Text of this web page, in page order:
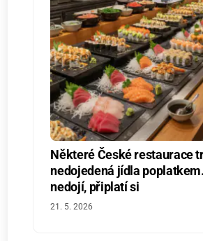
Některé České restaurace
nedojedená jídla
nedojí, připlatí si
21. 5. 2026